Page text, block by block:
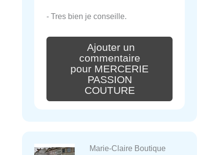
- Tres bien je conseille.
Ajouter un
commentaire
pour MERCERIE
PASSION
COUTURE
Marie-Claire Boutique